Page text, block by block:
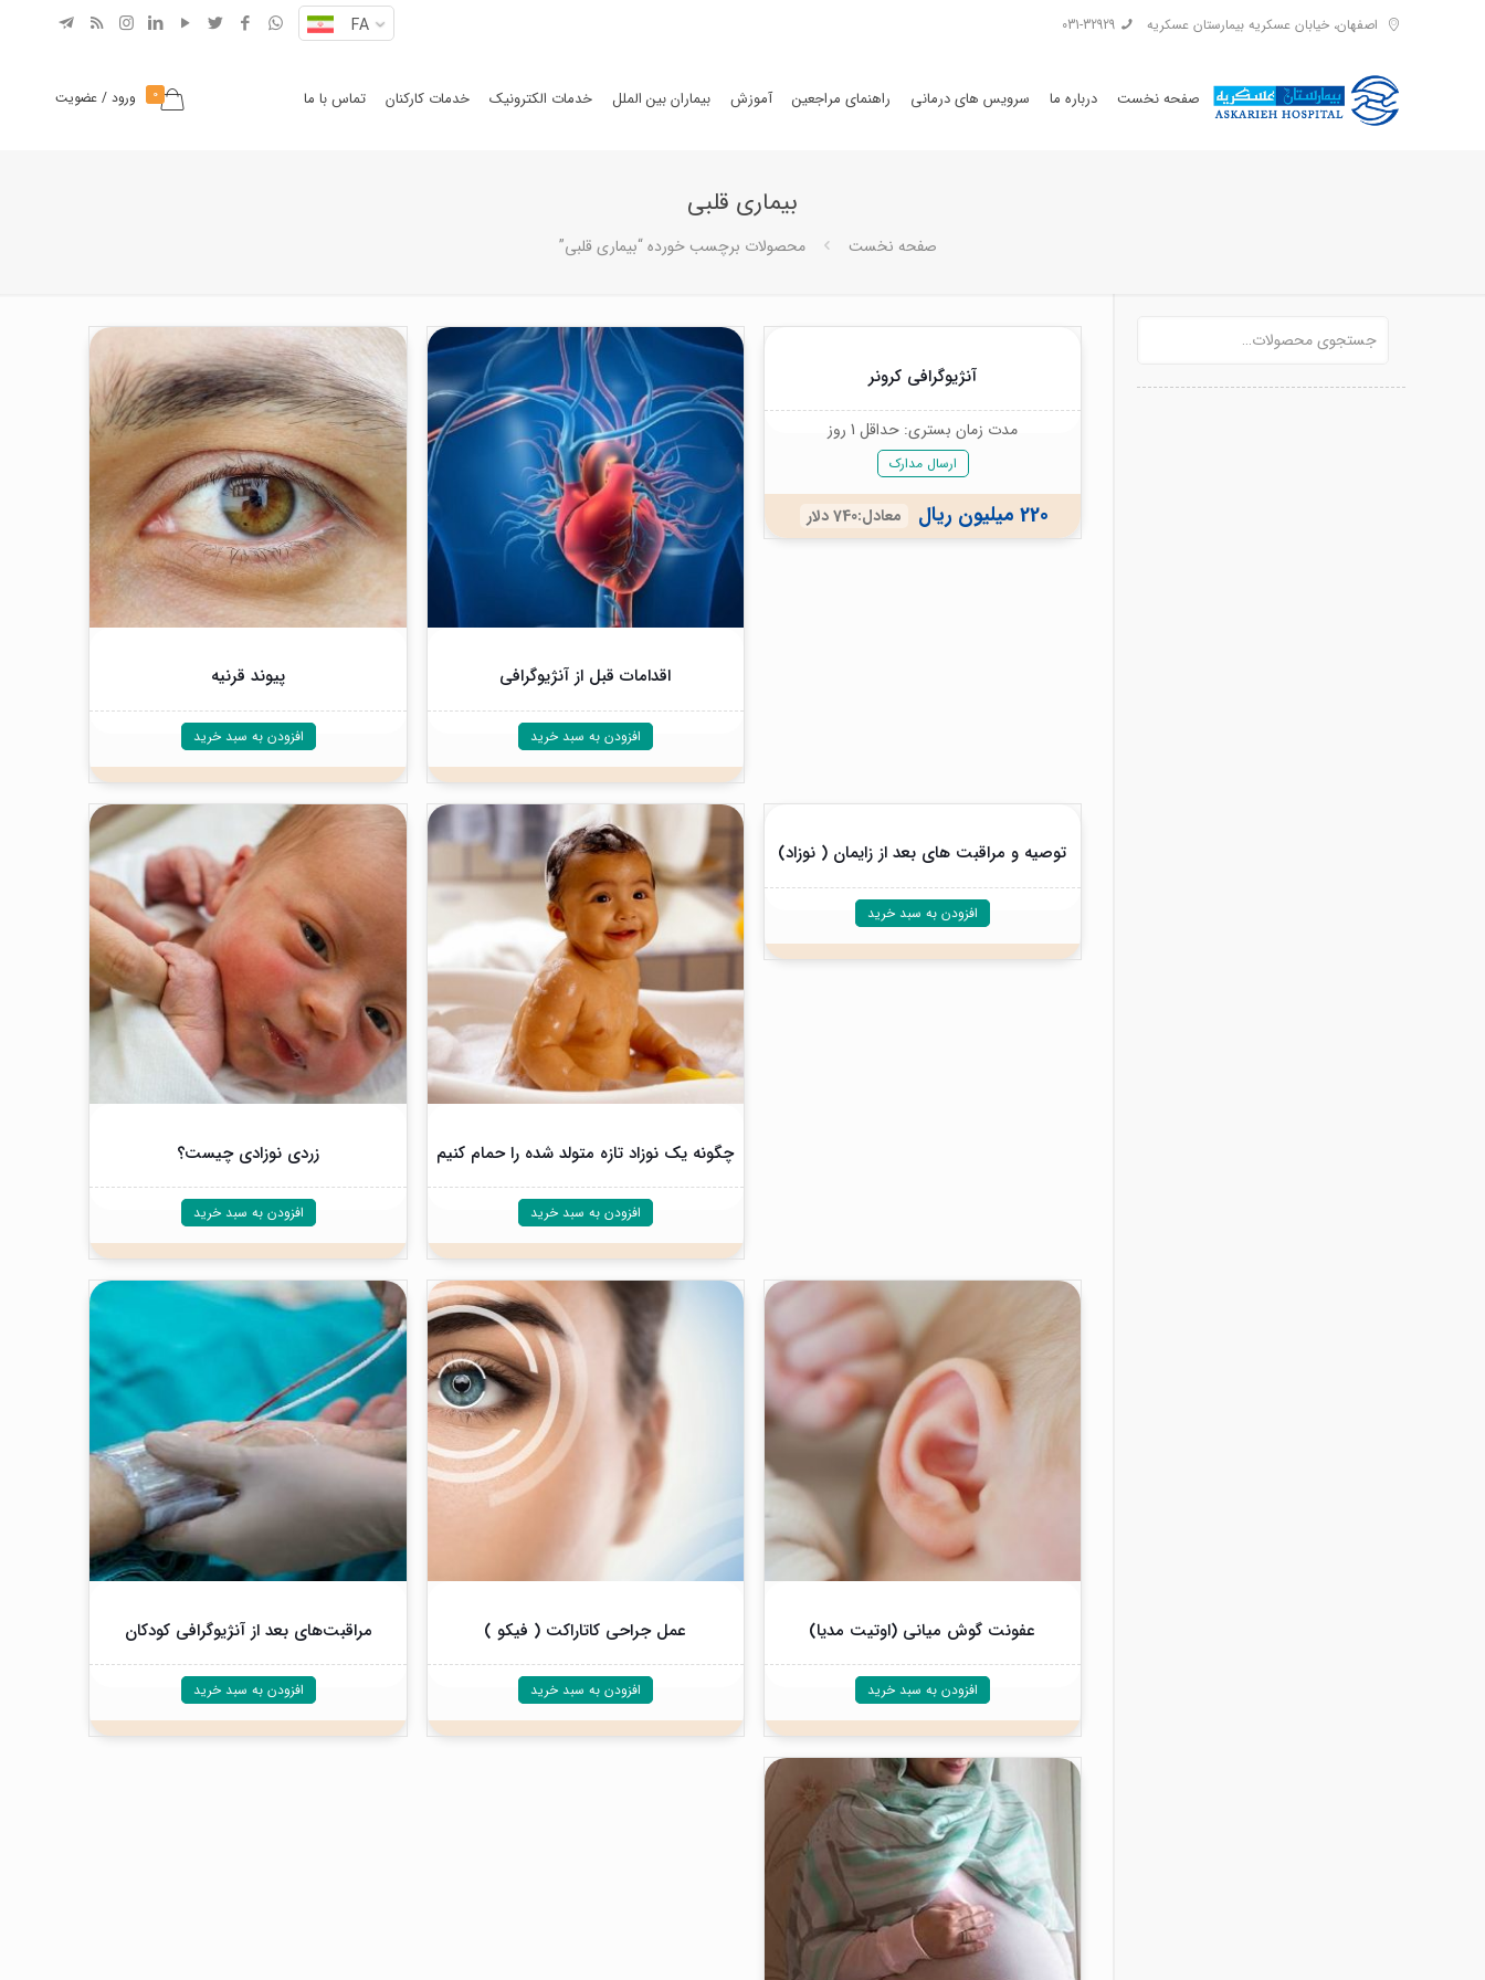
اصفهان، خیابان عسکریه بیمارستان عسکریه 031-32929
FA
صفحه نخست درباره ما سرویس های درمانی راهنمای مراجعین آموزش بیماران بین الملل خدمات الکترونیک خدمات کارکنان تماس با ما 0 ورود / عضویت
بیماری قلبی
صفحه نخست محصولات برچسب خورده “بیماری قلبی”
آنژیوگرافی کرونر
مدت زمان بستری: حداقل 1 روز
ارسال مدارک
220 میلیون ریال معادل:740 دلار
اقدامات قبل از آنژیوگرافی
افزودن به سبد خرید
پیوند قرنیه
افزودن به سبد خرید
توصیه و مراقبت های بعد از زایمان ( نوزاد)
افزودن به سبد خرید
چگونه یک نوزاد تازه متولد شده را حمام کنیم
افزودن به سبد خرید
زردی نوزادی چیست؟
افزودن به سبد خرید
عفونت گوش میانی (اوتیت مدیا)
افزودن به سبد خرید
عمل جراحی کاتاراکت ( فیکو )
افزودن به سبد خرید
مراقبت‌های بعد از آنژیوگرافی کودکان
افزودن به سبد خرید